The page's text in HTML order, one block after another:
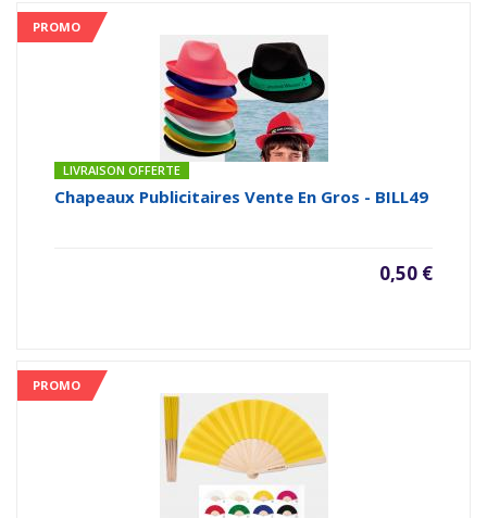
PROMO
LIVRAISON OFFERTE
Chapeaux Publicitaires Vente En Gros - BILL49
0,50 €
PROMO